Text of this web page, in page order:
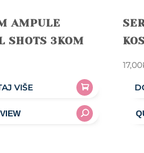
AMPULE
SHOTS 3KOM
VIŠE
17,00